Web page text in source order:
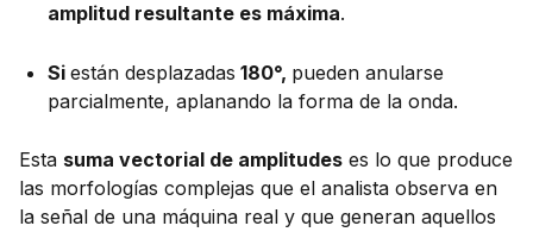
amplitud resultante es máxima.
Si están desplazadas 180°, pueden anularse
parcialmente, aplanando la forma de la onda.
Esta suma vectorial de amplitudes es lo que produce
las morfologías complejas que el analista observa en
la señal de una máquina real y que generan aquellos